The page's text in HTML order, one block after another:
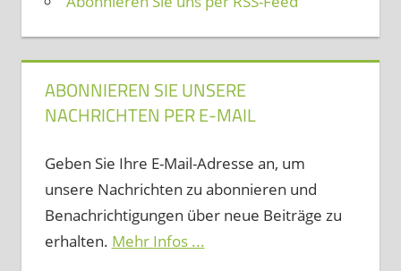
ABONNIEREN SIE UNSERE
NACHRICHTEN PER E-MAIL
Geben Sie Ihre E-Mail-Adresse an, um
unsere Nachrichten zu abonnieren und
Benachrichtigungen über neue Beiträge zu
erhalten. Mehr Infos ...